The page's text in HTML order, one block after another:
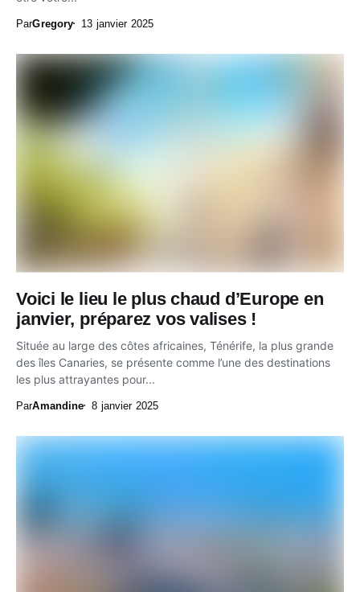
ParGregory 13 janvier 2025
Voici le lieu le plus chaud d’Europe en
janvier, préparez vos valises !
Située au large des côtes africaines, Ténérife, la plus grande
des îles Canaries, se présente comme l’une des destinations
les plus attrayantes pour...
ParAmandine 8 janvier 2025